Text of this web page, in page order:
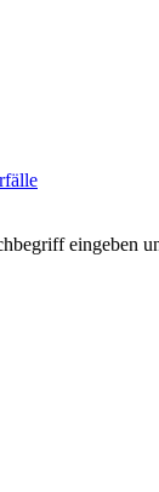
eingeben